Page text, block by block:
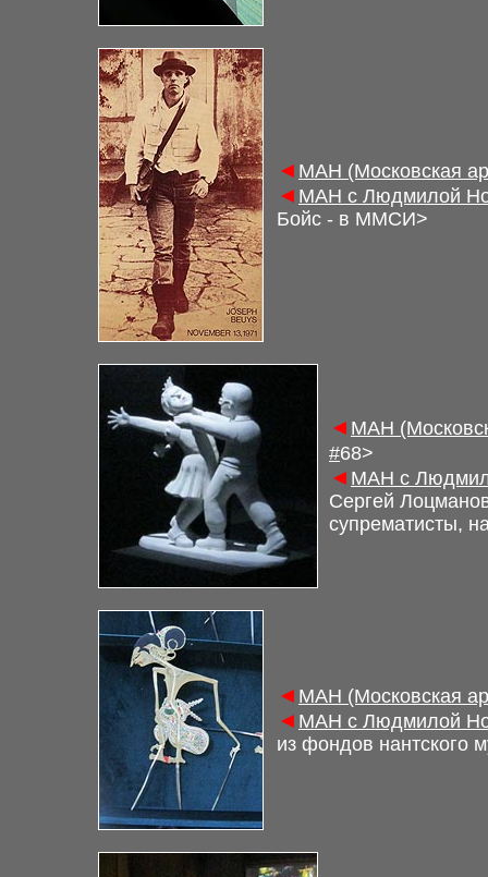
◄ МАН (Московская
◄ МАН с Людмилой
Бойс - в ММСИ>
◄ МАН
#68>
◄ МАН с
Сергей
супрематисты,
◄ МАН (Московская
◄ МАН с Людмилой
из фондов нантского